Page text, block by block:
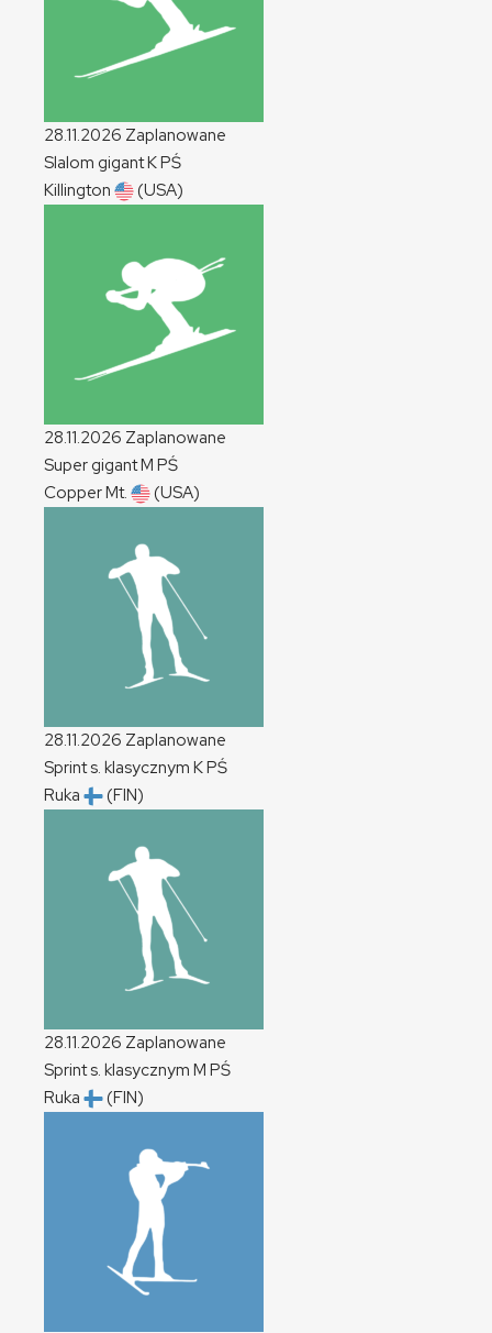
28.11.2026 Zaplanowane
Slalom gigantKPŚ
Killington
(USA)
28.11.2026 Zaplanowane
Super gigantM PŚ
Copper Mt.
(USA)
28.11.2026 Zaplanowane
Sprint s. klasycznym KPŚ
Ruka
(FIN)
28.11.2026 Zaplanowane
Sprint s. klasycznym M PŚ
Ruka
(FIN)